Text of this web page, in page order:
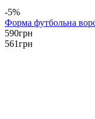
-5%
Форма футбольна
590грн
561грн